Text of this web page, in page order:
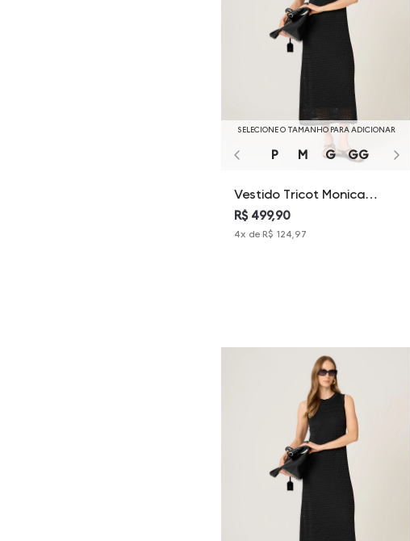
SELECIONE O TAMANHO PARA ADICIONAR
P M G GG
Vestido Tricot Monica
Dudalina Feminina
R$ 499,90
4x de R$ 124,97